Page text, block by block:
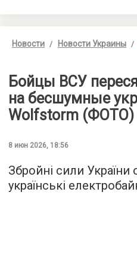
Новости Новости Украины
Бойцы ВСУ
на бесшумные
Wolfstorm (ФОТО)
8 июн 2026, 18:56
Збройні сили
українські